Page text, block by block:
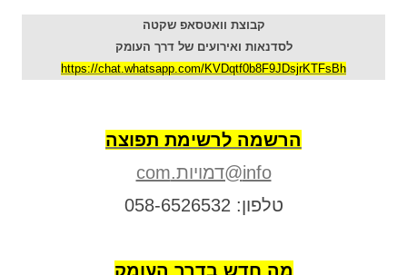
קבוצת וואטסאפ שקטה
לסדנאות ואירועים של דרך העומק
https://chat.whatsapp.com/KVDqtf0b8F9JDsjrKTFsBh
הרשמה לרשימת תפוצה
info@דמויות.com
טלפון: 058-6526532
מה חדש בדרך העומק